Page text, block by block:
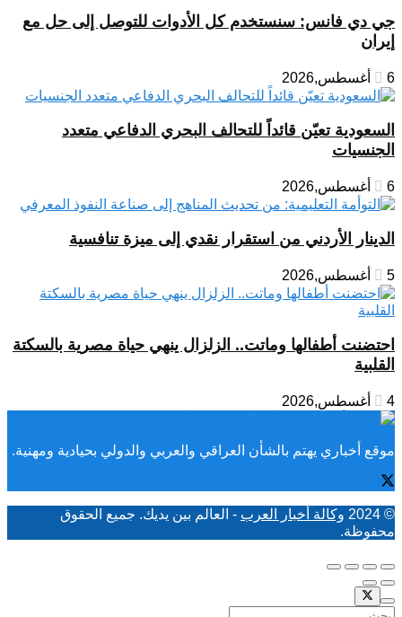
جي دي فانس: سنستخدم كل الأدوات للتوصل إلى حل مع
إيران
6 أغسطس,2026
السعودية تعيّن قائداً للتحالف البحري الدفاعي متعدد
الجنسيات
6 أغسطس,2026
الدينار الأردني من استقرار نقدي إلى ميزة تنافسية
5 أغسطس,2026
احتضنت أطفالها وماتت.. الزلزال ينهي حياة مصرية بالسكتة
القلبية
4 أغسطس,2026
موقع أخباري يهتم بالشأن العراقي والعربي والدولي بحيادية ومهنية.
© 2024 وكالة أخبار العرب - العالم بين يديك. جميع الحقوق
محفوظة.